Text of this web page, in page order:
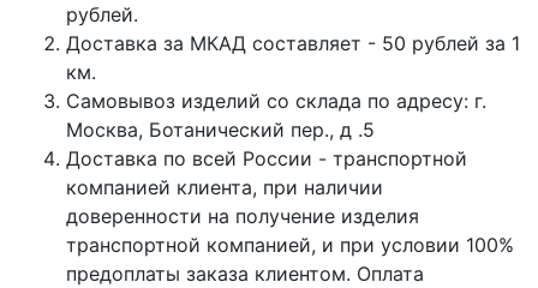
рублей.
Доставка за МКАД составляет - 50 рублей за 1
км.
Самовывоз изделий со склада по адресу: г.
Москва, Ботанический пер., д .5
Доставка по всей России - транспортной
компанией клиента, при наличии
доверенности на получение изделия
транспортной компанией, и при условии 100%
предоплаты заказа клиентом. Оплата